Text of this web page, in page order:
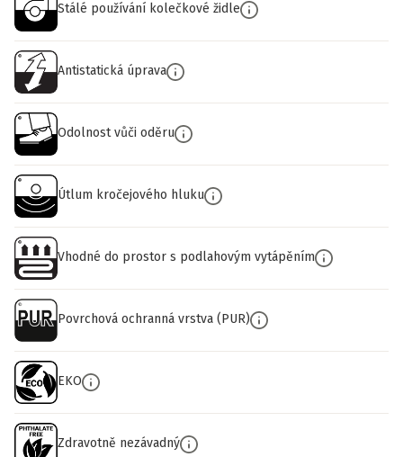
Stálé používání kolečkové židle
Antistatická úprava
Odolnost vůči oděru
Útlum kročejového hluku
Vhodné do prostor s podlahovým vytápěním
Povrchová ochranná vrstva (PUR)
EKO
Zdravotně nezávadný